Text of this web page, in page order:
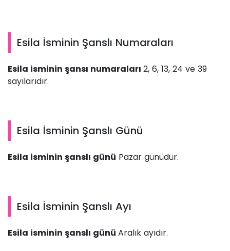
Esila İsminin Şanslı Numaraları
Esila isminin şansı numaraları 2, 6, 13, 24 ve 39
sayılarıdır.
Esila İsminin Şanslı Günü
Esila isminin şanslı günü Pazar günüdür.
Esila İsminin Şanslı Ayı
Esila isminin şanslı günü Aralık ayıdır.